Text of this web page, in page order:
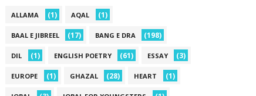
ALLAMA (1) AQAL (1)
BAAL E JIBREEL (17) BANG E DRA (198)
DIL (1) ENGLISH POETRY (61) ESSAY (3)
EUROPE (1) GHAZAL (28) HEART (1)